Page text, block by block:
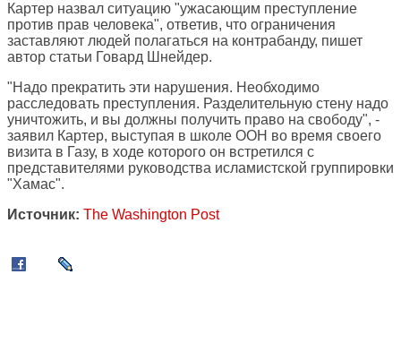
Картер назвал ситуацию "ужасающим преступление
против прав человека", ответив, что ограничения
заставляют людей полагаться на контрабанду, пишет
автор статьи Говард Шнейдер.
"Надо прекратить эти нарушения. Необходимо
расследовать преступления. Разделительную стену надо
уничтожить, и вы должны получить право на свободу", -
заявил Картер, выступая в школе ООН во время своего
визита в Газу, в ходе которого он встретился с
представителями руководства исламистской группировки
"Хамас".
Источник: The Washington Post